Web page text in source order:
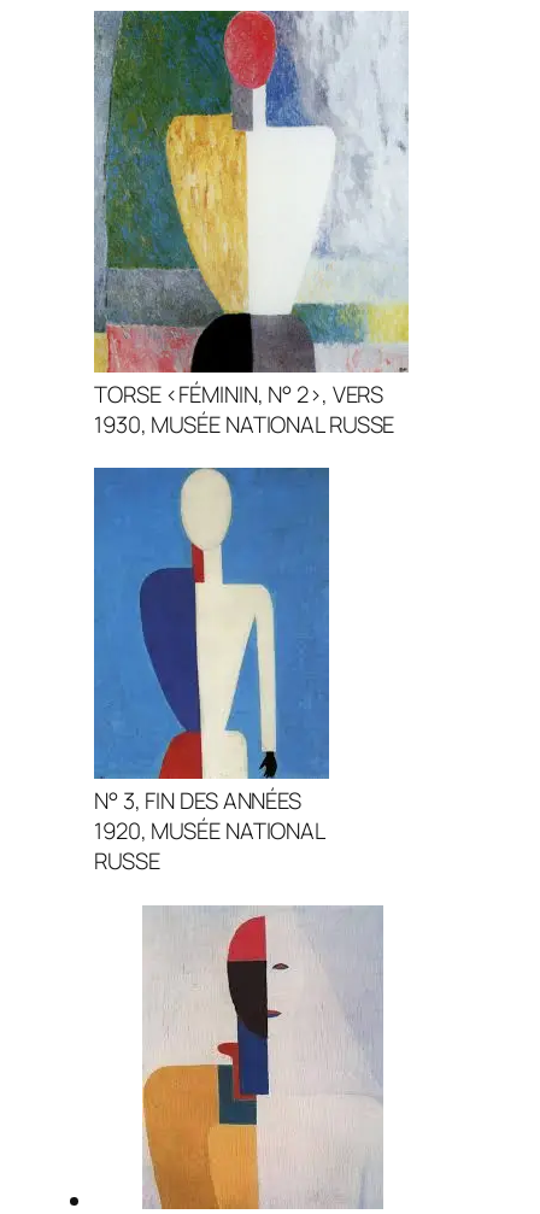
TORSE <FÉMININ, N° 2>, VERS
1930, MUSÉE NATIONAL RUSSE
N° 3, FIN DES ANNÉES
1920, MUSÉE NATIONAL
RUSSE